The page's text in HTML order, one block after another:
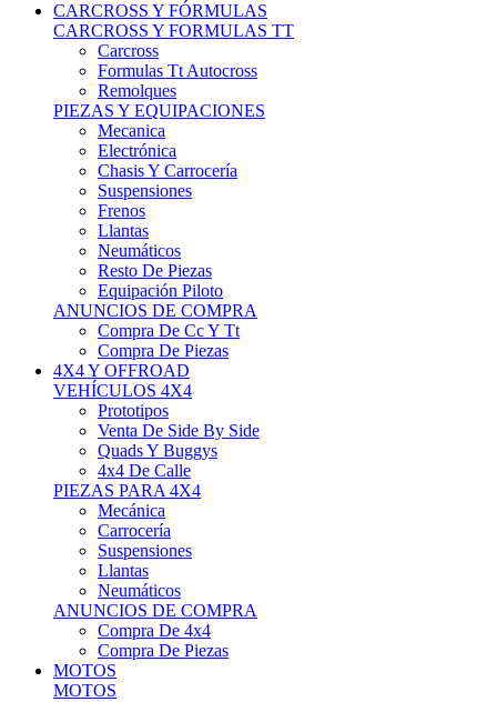
Carcross
Formulas Tt Autocross
Remolques
PIEZAS Y EQUIPACIONES
Mecanica
Electrónica
Chasis Y Carrocería
Suspensiones
Frenos
Llantas
Neumáticos
Resto De Piezas
Equipación Piloto
ANUNCIOS DE COMPRA
Compra De Cc Y Tt
Compra De Piezas
4X4 Y OFFROAD
VEHÍCULOS 4X4
Prototipos
Venta De Side By Side
Quads Y Buggys
4x4 De Calle
PIEZAS PARA 4X4
Mecánica
Carrocería
Suspensiones
Llantas
Neumáticos
ANUNCIOS DE COMPRA
Compra De 4x4
Compra De Piezas
MOTOS
MOTOS
Motos De Circuito